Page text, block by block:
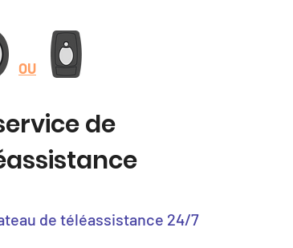
OU
de
de téléassistance 24/7